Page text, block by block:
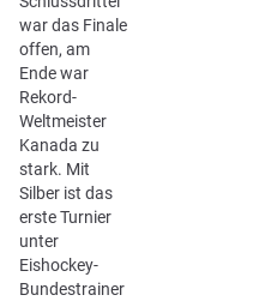
war das Finale
offen, am
Ende war
Rekord-
Weltmeister
Kanada zu
stark. Mit
Silber ist das
erste Turnier
unter
Eishockey-
Bundestrainer